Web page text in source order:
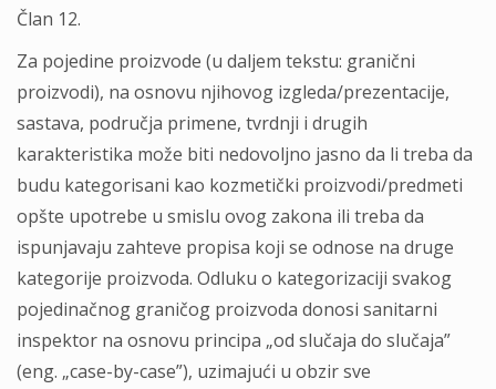
Član 12.
Za pojedine proizvode (u dalјem tekstu: granični
proizvodi), na osnovu njihovog izgleda/prezentacije,
sastava, područja primene, tvrdnji i drugih
karakteristika može biti nedovolјno jasno da li treba da
budu kategorisani kao kozmetički proizvodi/predmeti
opšte upotrebe u smislu ovog zakona ili treba da
ispunjavaju zahteve propisa koji se odnose na druge
kategorije proizvoda. Odluku o kategorizaciji svakog
pojedinačnog graničog proizvoda donosi sanitarni
inspektor na osnovu principa „od slučaja do slučaja”
(eng. „case-by-case”), uzimajući u obzir sve